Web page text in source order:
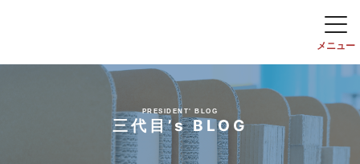
PRESIDENT' BLOG
三代目’s BLOG